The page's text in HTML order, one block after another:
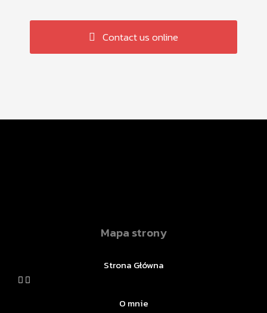
Contact us online
Mapa strony
Strona Główna
O mnie